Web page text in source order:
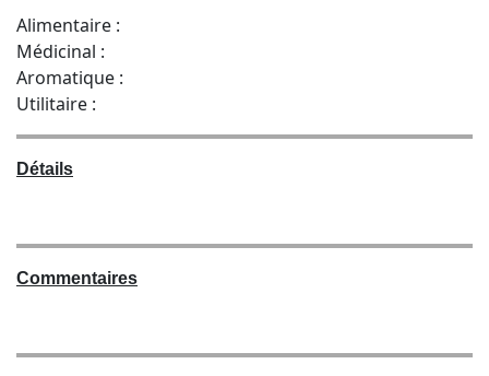
Alimentaire :
Médicinal :
Aromatique :
Utilitaire :
Détails
Commentaires